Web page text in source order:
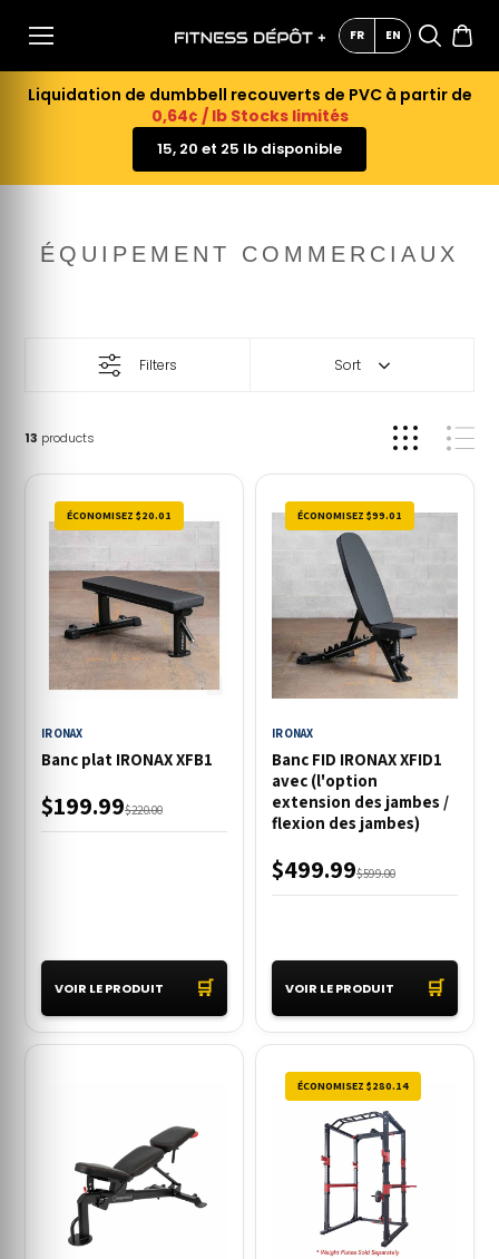
CONTE
NU FR EN
Liquidation de dumbbell recouverts de PVC à partir de
0,64¢ / lb Stocks limités
15, 20 et 25 lb disponible
ÉQUIPEMENT COMMERCIAUX
Filters Sort
13 products
ÉCONOMISEZ $20.01
IRONAX
Banc plat IRONAX XFB1
$220.00
$199.99
VOIR LE PRODUIT 🛒
ÉCONOMISEZ $99.01
IRONAX
Banc FID IRONAX XFID1
avec (l'option
extension des jambes /
flexion des jambes)
$599.00
$499.99
VOIR LE PRODUIT 🛒
ÉCONOMISEZ $280.14